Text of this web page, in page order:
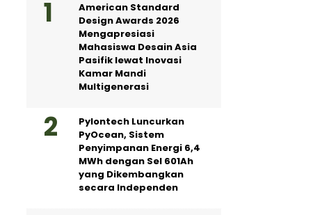
American Standard
Design Awards 2026
Mengapresiasi
Mahasiswa Desain Asia
Pasifik lewat Inovasi
Kamar Mandi
Multigenerasi
Pylontech Luncurkan
PyOcean, Sistem
Penyimpanan Energi 6,4
MWh dengan Sel 601Ah
yang Dikembangkan
secara Independen